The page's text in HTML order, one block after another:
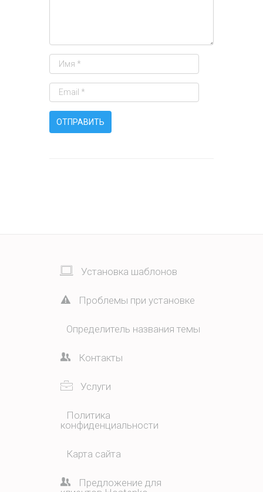
Установка шаблонов
Проблемы при установке
Определитель названия темы
Контакты
Услуги
Политика
конфиденциальности
Карта сайта
Предложение для